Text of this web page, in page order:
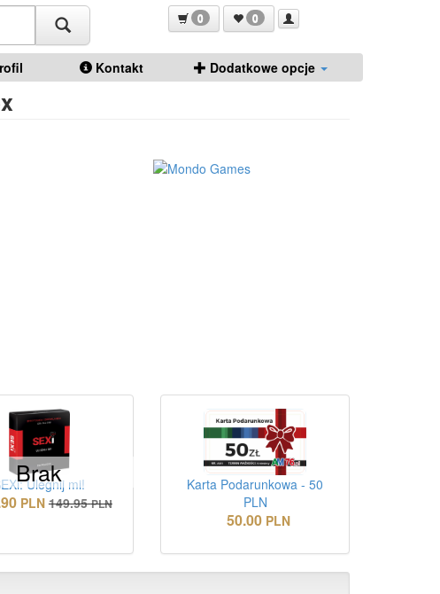
0 0
Kontakt Dodatkowe opcje
Brak
Ulegnij mi!
PLN 149.95 PLN
Karta Podarunkowa - 50
PLN
50.00 PLN